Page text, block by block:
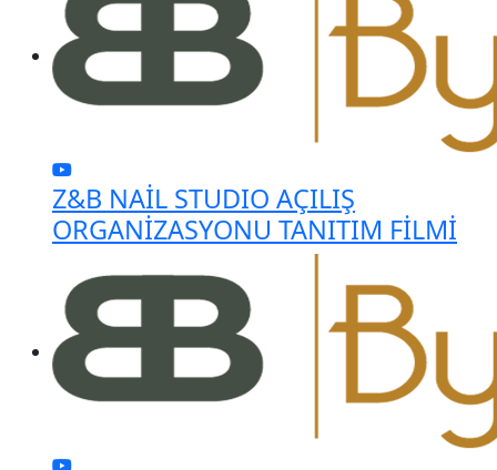
Z&B NAİL STUDIO AÇILIŞ
ORGANİZASYONU TANITIM FİLMİ